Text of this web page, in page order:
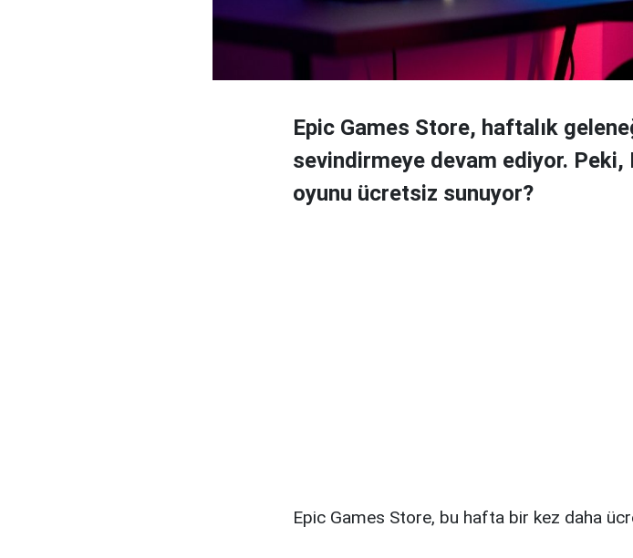
Epic Games Store, haftalık
sevindirmeye devam ediyor. Peki,
oyunu ücretsiz sunuyor?
Epic Games Store, bu hafta bir kez daha